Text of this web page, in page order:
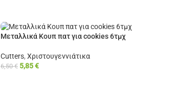
Μεταλλικά Κουπ πατ για cookies 6τμχ
Cutters, Χριστουγεννιάτικα
6,50€ 5,85€